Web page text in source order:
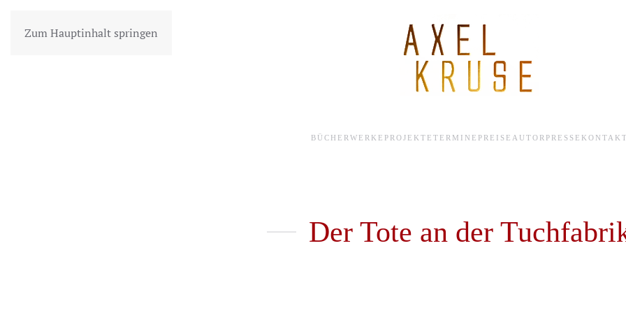
Zum Hauptinhalt springen
BÜCHER WERKE PROJEKTE TERMINE PREISE AUTOR PRESSE
Der Tote an der